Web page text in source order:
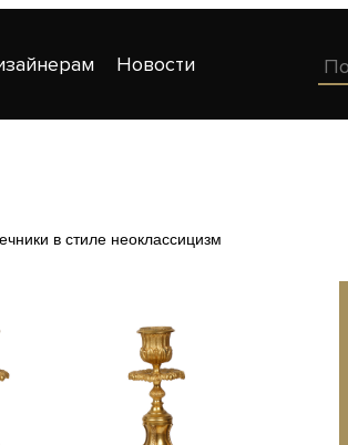
Новости
в стиле неоклассицизм